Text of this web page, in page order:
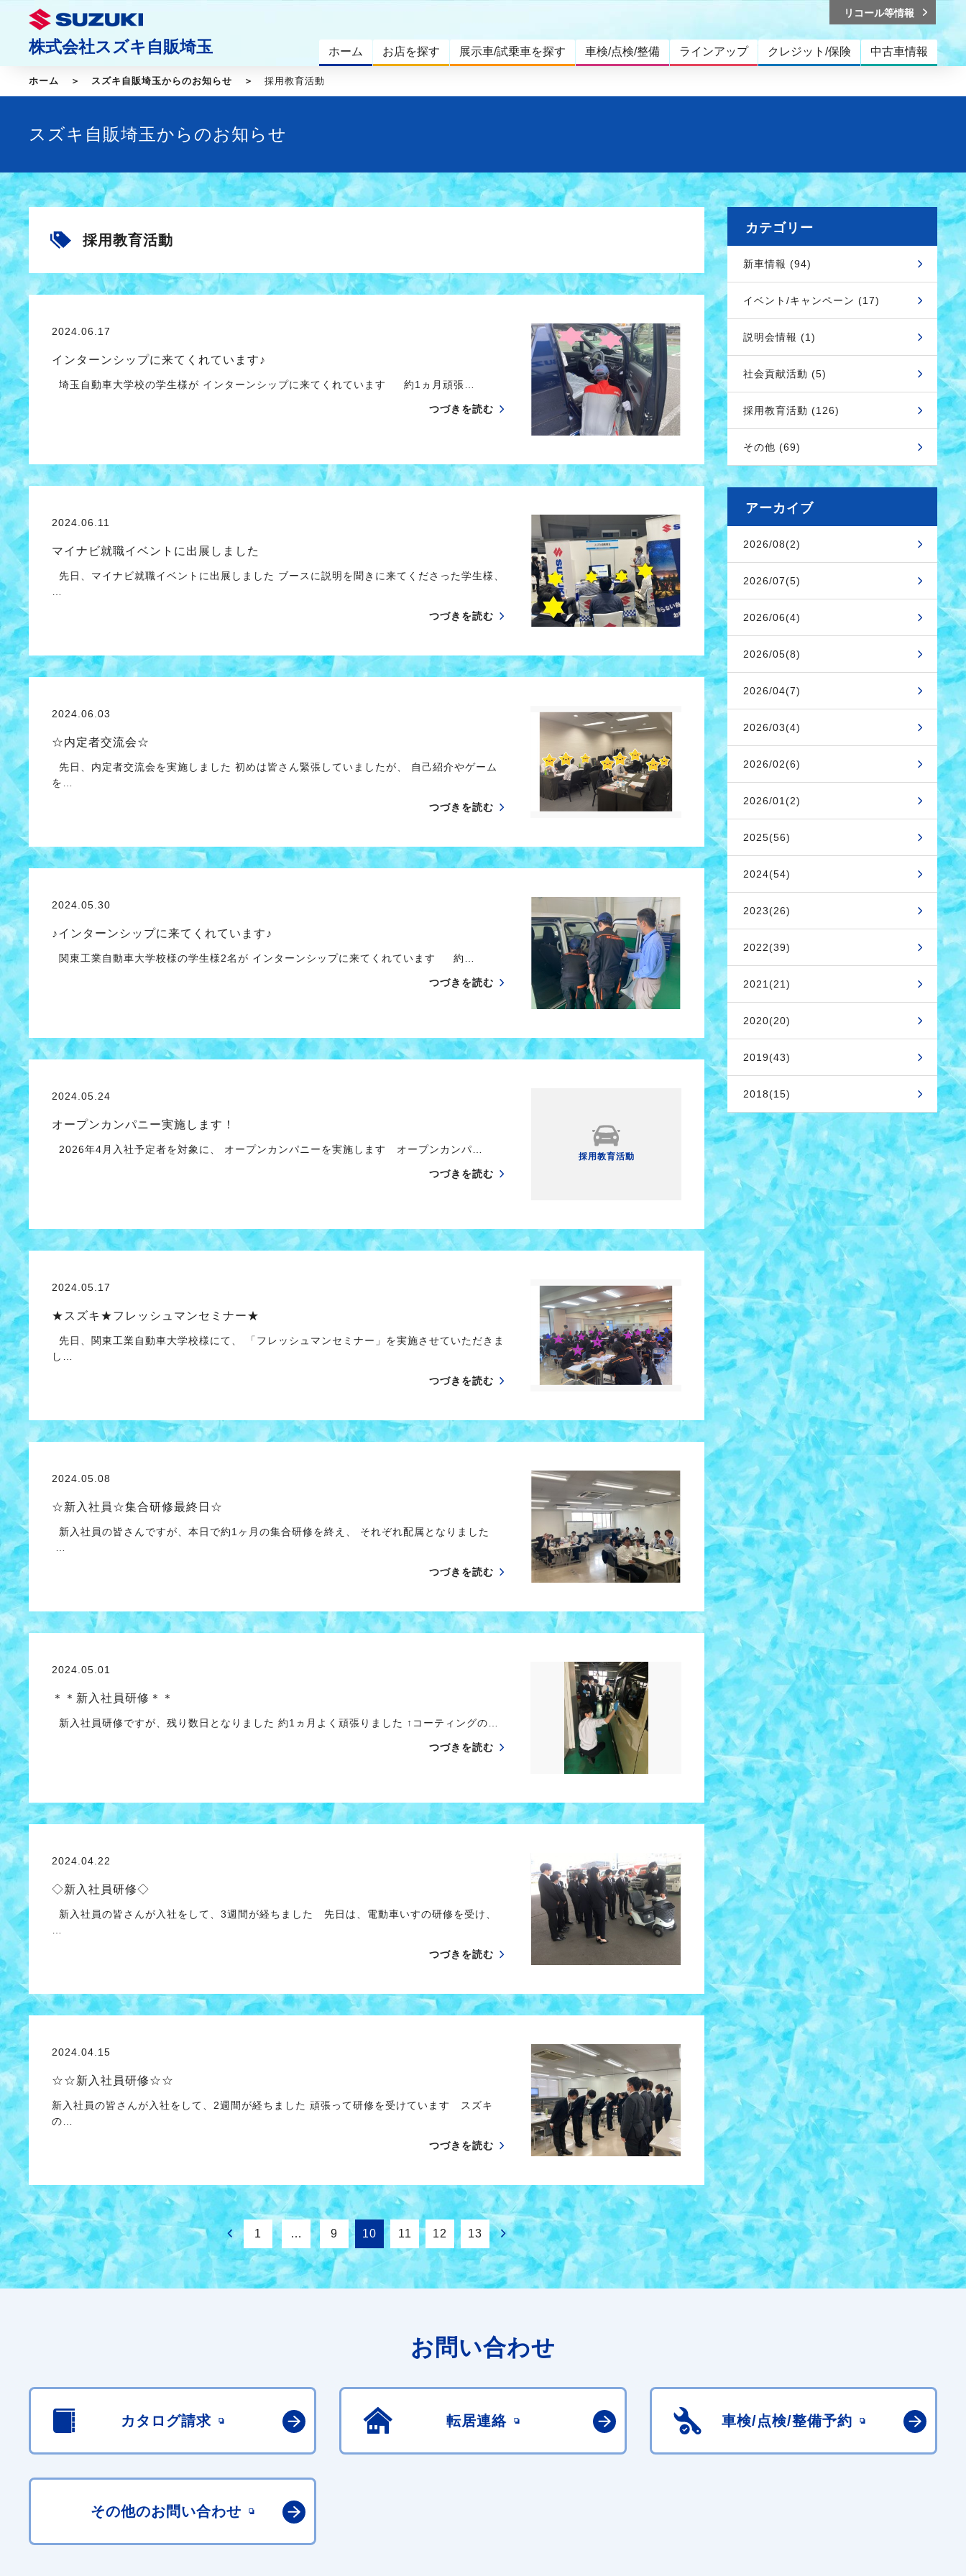
株式会社スズキ自販埼玉 ホーム お店を探す 展示車/試乗車を探す 車検/点検/整備 ラインアップ クレジット/保険 中古車情報
リコール等情報
ホーム スズキ自販埼玉からのお知らせ 採用教育活動
スズキ自販埼玉からのお知らせ
採用教育活動
2024.06.17
インターンシップに来てくれています♪
埼玉自動車大学校の学生様が インターンシップに来てくれています 約1ヵ月頑張…
つづきを読む
2024.06.11
マイナビ就職イベントに出展しました
先日、マイナビ就職イベントに出展しました ブースに説明を聞きに来てくださった学生様、
つづきを読む
2024.06.03
☆内定者交流会☆
先日、内定者交流会を実施しました 初めは皆さん緊張していましたが、 自己紹介やゲーム
を…
つづきを読む
2024.05.30
♪インターンシップに来てくれています♪
関東工業自動車大学校様の学生様2名が インターンシップに来てくれています 約…
つづきを読む
2024.05.24
オープンカンパニー実施します！
2026年4月入社予定者を対象に、 オープンカンパニーを実施します オープンカンパ…
つづきを読む
採用教育活動
2024.05.17
★スズキ★フレッシュマンセミナー★
先日、関東工業自動車大学校様にて、 「フレッシュマンセミナー」を実施させていただきま
し…
つづきを読む
2024.05.08
☆新入社員☆集合研修最終日☆
新入社員の皆さんですが、本日で約1ヶ月の集合研修を終え、 それぞれ配属となりました
つづきを読む
2024.05.01
＊＊新入社員研修＊＊
新入社員研修ですが、残り数日となりました 約1ヵ月よく頑張りました ↑コーティングの…
つづきを読む
2024.04.22
◇新入社員研修◇
新入社員の皆さんが入社をして、3週間が経ちました 先日は、電動車いすの研修を受け、
つづきを読む
2024.04.15
☆☆新入社員研修☆☆
新入社員の皆さんが入社をして、2週間が経ちました 頑張って研修を受けています スズキ
の…
つづきを読む
1 … 9 10 11 12 13
カテゴリー
新車情報 (94)
イベント/キャンペーン (17)
説明会情報 (1)
社会貢献活動 (5)
採用教育活動 (126)
その他 (69)
アーカイブ
2026/08(2)
2026/07(5)
2026/06(4)
2026/05(8)
2026/04(7)
2026/03(4)
2026/02(6)
2026/01(2)
2025(56)
2024(54)
2023(26)
2022(39)
2021(21)
2020(20)
2019(43)
2018(15)
お問い合わせ
カタログ請求 転居連絡 車検/点検/整備予約
その他のお問い合わせ